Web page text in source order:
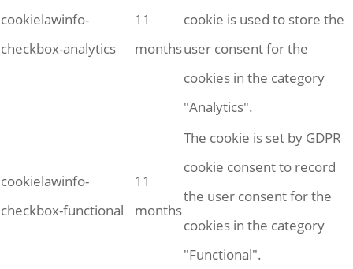
cookielawinfo-
checkbox-analytics
11
months
cookie is used to store the
user consent for the
cookies in the category
"Analytics".
cookielawinfo-
checkbox-functional
11
months
The cookie is set by GDPR
cookie consent to record
the user consent for the
cookies in the category
"Functional".